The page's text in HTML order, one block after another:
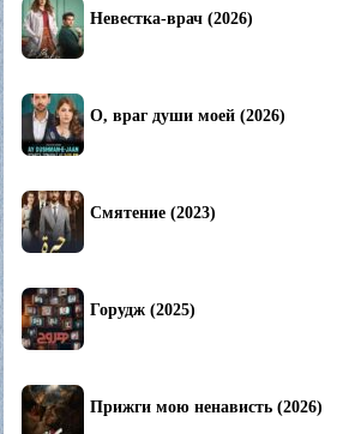
Невестка-врач (2026)
О, враг души моей (2026)
Смятение (2023)
Горудж (2025)
Прижги мою ненависть (2026)